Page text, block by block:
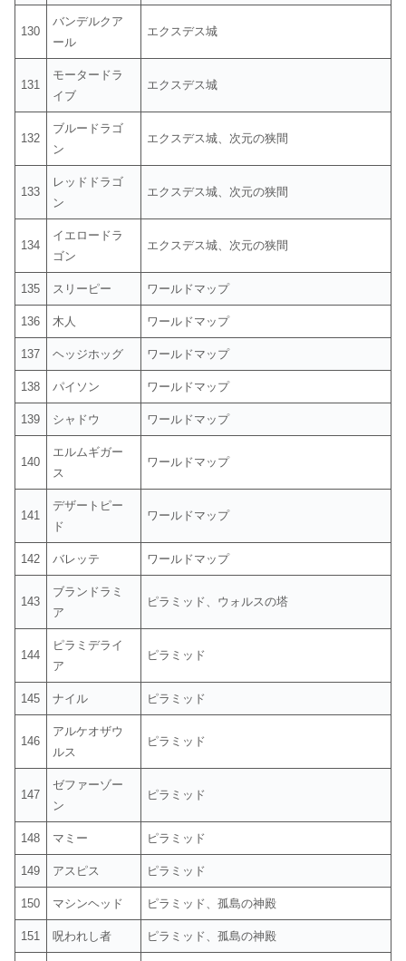
130
バンデルクア
ール
エクスデス城
131
モータードラ
イブ
エクスデス城
132
ブルードラゴ
ン
エクスデス城、次元の狭間
133
レッドドラゴ
ン
エクスデス城、次元の狭間
134
イエロードラ
ゴン
エクスデス城、次元の狭間
135 スリーピー ワールドマップ
136 木人 ワールドマップ
137 ヘッジホッグ ワールドマップ
138 パイソン ワールドマップ
139 シャドウ ワールドマップ
140
エルムギガー
ス
ワールドマップ
141
デザートピー
ド
ワールドマップ
142 バレッテ ワールドマップ
143
ブランドラミ
ア
ピラミッド、ウォルスの塔
144
ピラミデライ
ア
ピラミッド
145 ナイル ピラミッド
146
アルケオザウ
ルス
ピラミッド
147
ゼファーゾー
ン
ピラミッド
148 マミー ピラミッド
149 アスピス ピラミッド
150 マシンヘッド ピラミッド、孤島の神殿
151 呪われし者 ピラミッド、孤島の神殿